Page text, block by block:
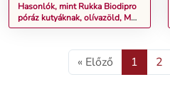
Hasonlók, mint Rukka Biodipro
póráz kutyáknak, olívazöld, M
méret, H 180cm, Sz 25mm
« Előző 1 2